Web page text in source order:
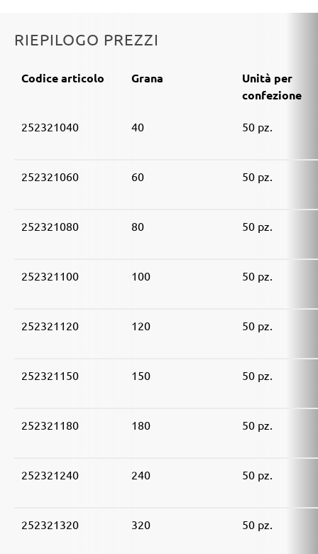
RIEPILOGO PREZZI
Codice articolo Grana
Unità per
confezione
252321040 40 50 pz.
252321060 60 50 pz.
252321080 80 50 pz.
252321100 100 50 pz.
252321120 120 50 pz.
252321150 150 50 pz.
252321180 180 50 pz.
252321240 240 50 pz.
252321320 320 50 pz.